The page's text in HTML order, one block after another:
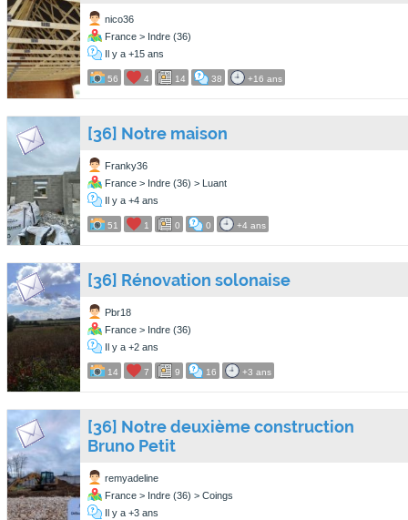
nico36
France > Indre (36)
Il y a +15 ans
56 4 14 38 +16 ans
[36] Notre maison
Franky36
France > Indre (36) > Luant
Il y a +4 ans
51 1 0 0 +4 ans
[36] Rénovation solonaise
Pbr18
France > Indre (36)
Il y a +2 ans
14 7 9 16 +3 ans
[36] Notre deuxième construction
Bruno Petit
remyadeline
France > Indre (36) > Coings
Il y a +3 ans